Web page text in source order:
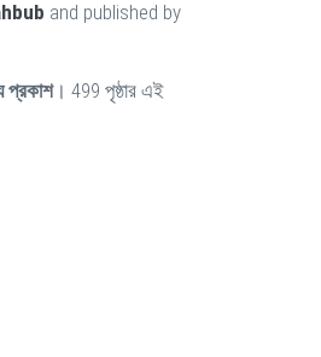
and published by
প্রকাশ। 499 পৃষ্ঠার এই